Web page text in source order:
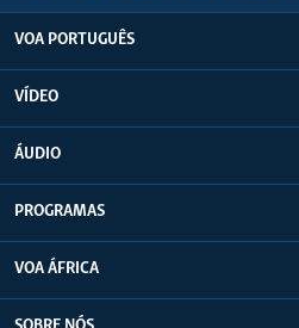
VOA PORTUGUÊS
VÍDEO
ÁUDIO
PROGRAMAS
VOA ÁFRICA